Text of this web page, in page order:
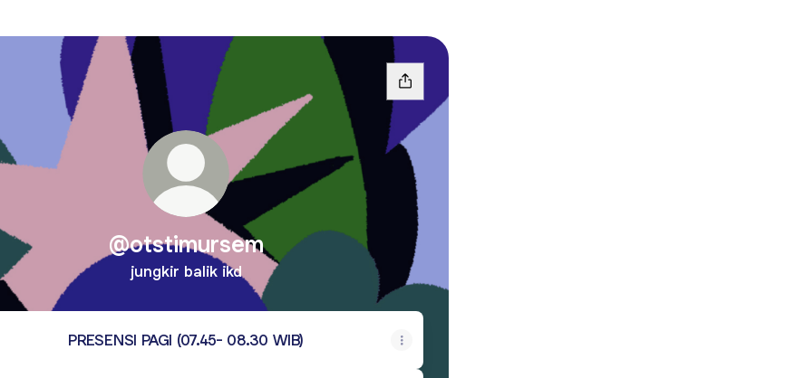
@otstimursem
jungkir balik ikd
PRESENSI PAGI (07.45- 08.30 WIB)